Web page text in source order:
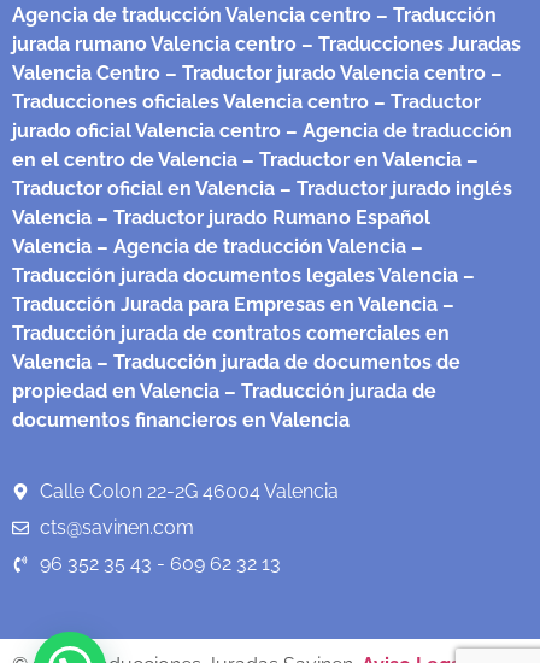
Agencia de traducción Valencia centro – Traducción
jurada rumano Valencia centro – Traducciones Juradas
Valencia Centro – Traductor jurado Valencia centro –
Traducciones oficiales Valencia centro – Traductor
jurado oficial Valencia centro – Agencia de traducción
en el centro de Valencia – Traductor en Valencia –
Traductor oficial en Valencia – Traductor jurado inglés
Valencia – Traductor jurado Rumano Español
Valencia – Agencia de traducción Valencia –
Traducción jurada documentos legales Valencia –
Traducción Jurada para Empresas en Valencia –
Traducción jurada de contratos comerciales en
Valencia – Traducción jurada de documentos de
propiedad en Valencia – Traducción jurada de
documentos financieros en Valencia
Calle Colon 22-2G 46004 Valencia
cts@savinen.com
96 352 35 43 - 609 62 32 13